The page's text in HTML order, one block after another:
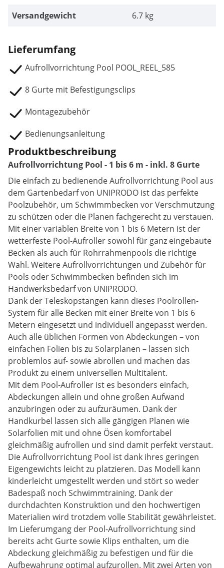
Versandgewicht 6.7 kg
Lieferumfang
Aufrollvorrichtung Pool POOL_REEL_585
8 Gurte mit Befestigungsclips
Montagezubehör
Bedienungsanleitung
Produktbeschreibung
Aufrollvorrichtung Pool - 1 bis 6 m - inkl. 8 Gurte
Die einfach zu bedienende Aufrollvorrichtung Pool aus
dem Gartenbedarf von UNIPRODO ist das perfekte
Poolzubehör, um Schwimmbecken vor Verschmutzung
zu schützen oder die Planen fachgerecht zu verstauen.
Mit einer variablen Breite von 1 bis 6 Metern ist der
wetterfeste Pool-Aufroller sowohl für ganz eingebaute
Becken als auch für Rohrrahmenpools die richtige
Wahl. Weitere Aufrollvorrichtungen und Zubehör für
Pools oder Schwimmbecken befinden sich im
Handwerksbedarf von UNIPRODO.
Dank der Teleskopstangen kann dieses Poolrollen-
System für alle Becken mit einer Breite von 1 bis 6
Metern eingesetzt und individuell angepasst werden.
Auch alle üblichen Formen von Abdeckungen – von
einfachen Folien bis zu Solarplanen – lassen sich
problemlos auf- sowie abrollen und machen das
Produkt zu einem universellen Multitalent.
Mit dem Pool-Aufroller ist es besonders einfach,
Abdeckungen allein und ohne großen Aufwand
anzubringen oder zu aufzuräumen. Dank der
Handkurbel lassen sich alle gängigen Planen wie
Solarfolien mit und ohne Ösen komfortabel
gleichmäßig aufrollen und sind damit perfekt verstaut.
Die Aufrollvorrichtung Pool ist dank ihres geringen
Eigengewichts leicht zu platzieren. Das Modell kann
kinderleicht umgestellt werden und stört so weder
Badespaß noch Schwimmtraining. Dank der
durchdachten Konstruktion und den hochwertigen
Materialien wird trotzdem volle Stabilität gewährleistet.
Im Lieferumgang der Pool-Aufrollvorrichtung sind
bereits acht Gurte sowie Klips enthalten, um die
Abdeckung gleichmäßig zu befestigen und für die
Aufbewahrung optimal aufzurollen. Mit zwei Arten von